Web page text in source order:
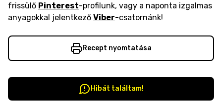
frissülő Pinterest-profilunk, vagy a naponta izgalmas
anyagokkal jelentkező Viber-csatornánk!
Recept nyomtatása
Hibát találtam!